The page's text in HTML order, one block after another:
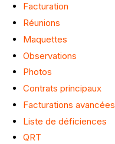
Facturation
Réunions
Maquettes
Observations
Photos
Contrats principaux
Facturations avancées
Liste de déficiences
QRT